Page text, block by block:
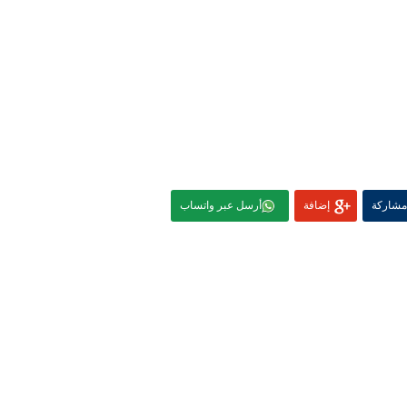
مشاركة إضافة أرسل عبر واتساب